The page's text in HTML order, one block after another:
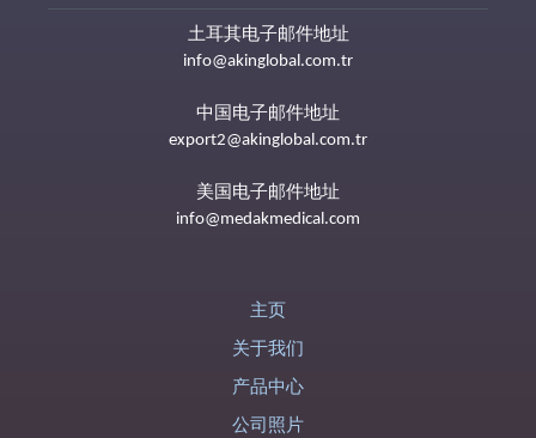
土耳其电子邮件地址
info@akinglobal.com.tr
中国电子邮件地址
export2@akinglobal.com.tr
美国电子邮件地址
info@medakmedical.com
主页
关于我们
产品中心
公司照片